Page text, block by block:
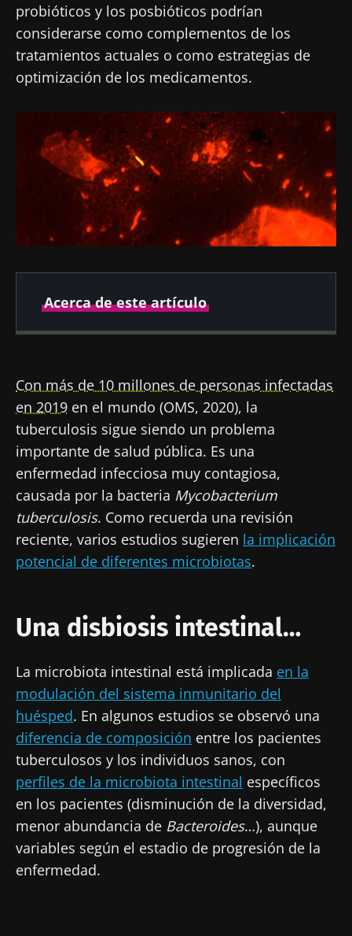
probióticos y los posbióticos podrían
considerarse como complementos de los
tratamientos actuales o como estrategias de
optimización de los medicamentos.
Acerca de este artículo
15 Febrero 2022
23 Julio 2024
Con más de 10 millones de personas infectadas
en 2019 en el mundo (OMS, 2020), la
tuberculosis sigue siendo un problema
importante de salud pública. Es una
enfermedad infecciosa muy contagiosa,
causada por la bacteria Mycobacterium
tuberculosis. Como recuerda una revisión
reciente, varios estudios sugieren la implicación
potencial de diferentes microbiotas.
Una disbiosis intestinal…
La microbiota intestinal está implicada en la
modulación del sistema inmunitario del
huésped. En algunos estudios se observó una
diferencia de composición entre los pacientes
tuberculosos y los individuos sanos, con
perfiles de la microbiota intestinal específicos
en los pacientes (disminución de la diversidad,
menor abundancia de Bacteroides…), aunque
variables según el estadio de progresión de la
enfermedad.